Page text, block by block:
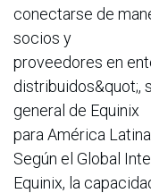
conectarse de
socios y
proveedores en
distribuidos&quot;,
general de Equinix
para América Latina.
Según el Global
Equinix, la